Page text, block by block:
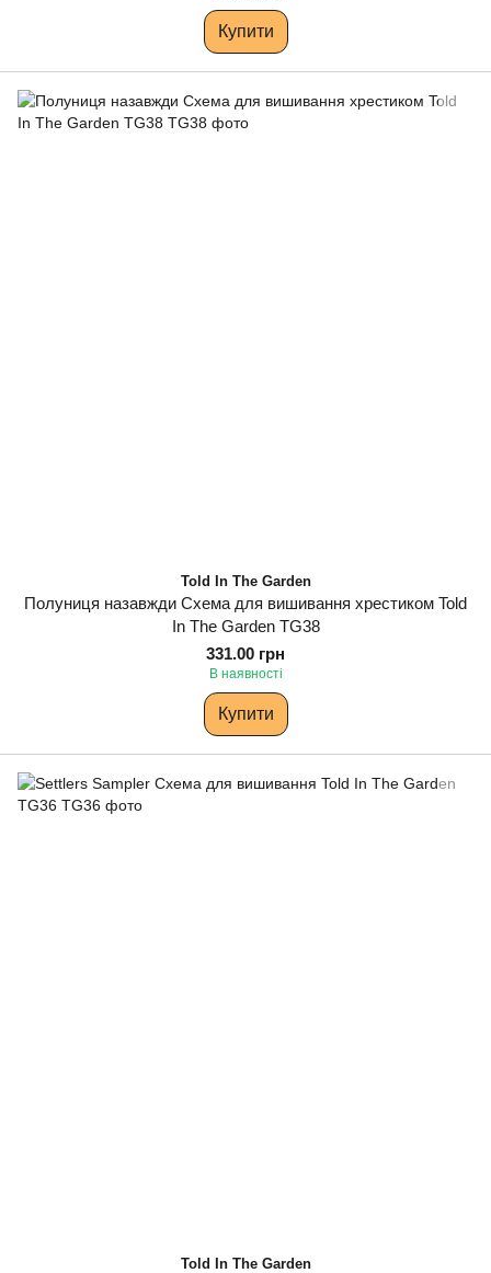
Купити
Told In The Garden
Полуниця назавжди Схема для вишивання хрестиком Told
In The Garden TG38
331.00 грн
В наявності
Купити
Told In The Garden